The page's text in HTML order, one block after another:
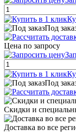
Под
Цена по запросу
Под
Скидки и
Доставка во все